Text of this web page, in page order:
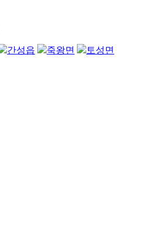
간성읍 죽왕면 토성면